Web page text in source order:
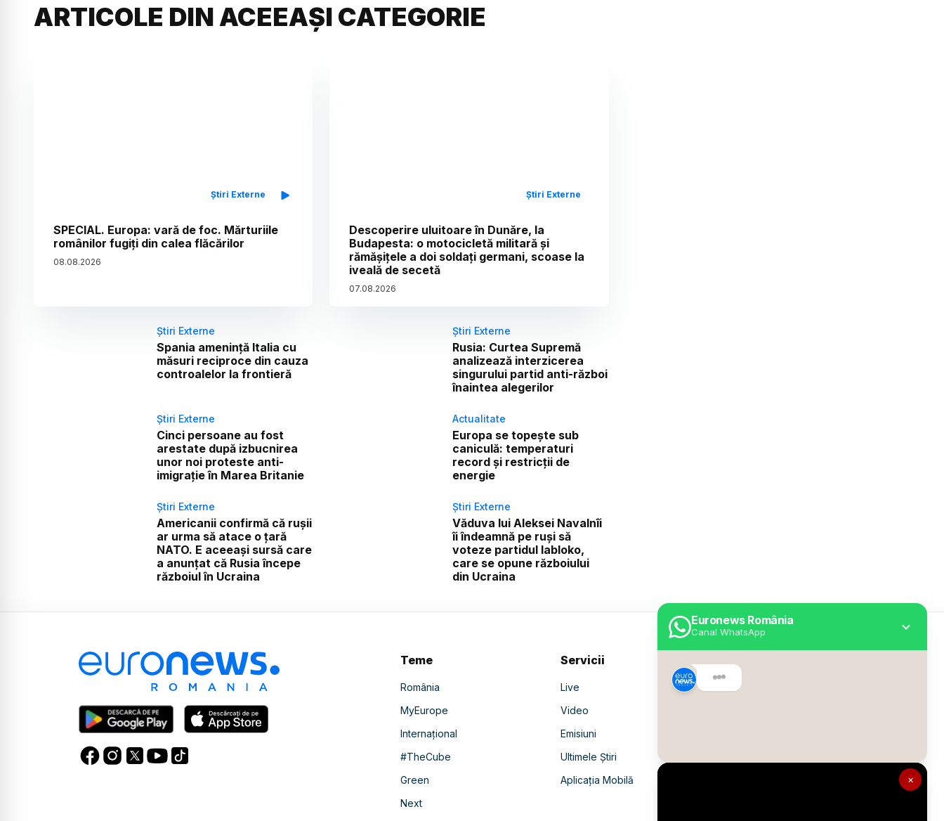
×
Euronews România
Canal WhatsApp
ARTICOLE DIN ACEEAȘI CATEGORIE
Știri Externe
SPECIAL. Europa: vară de foc. Mărturiile
românilor fugiți din calea flăcărilor
08.08.2026
Știri Externe
Descoperire uluitoare în Dunăre, la
Budapesta: o motocicletă militară și
rămășițele a doi soldați germani, scoase la
iveală de secetă
07.08.2026
Știri Externe
Spania amenință Italia cu
măsuri reciproce din cauza
controalelor la frontieră
Știri Externe
Rusia: Curtea Supremă
analizează interzicerea
singurului partid anti-război
înaintea alegerilor
Știri Externe
Cinci persoane au fost
arestate după izbucnirea
unor noi proteste anti-
imigrație în Marea Britanie
Actualitate
Europa se topește sub
caniculă: temperaturi
record și restricții de
energie
Știri Externe
Americanii confirmă că rușii
ar urma să atace o țară
NATO. E aceeași sursă care
a anunțat că Rusia începe
războiul în Ucraina
Știri Externe
Văduva lui Aleksei Navalnîi
îi îndeamnă pe ruși să
voteze partidul Iabloko,
care se opune războiului
din Ucraina
Teme
România
MyEurope
Internațional
#TheCube
Green
Next
Servicii
Live
Video
Emisiuni
Ultimele Știri
Aplicația Mobilă
Despre Euronews